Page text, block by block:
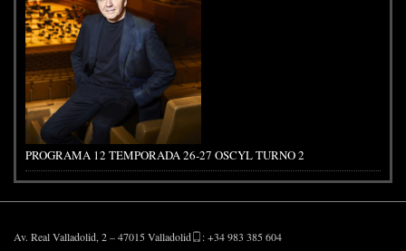
PROGRAMA 12 TEMPORADA 26-27 OSCYL TURNO 2
Av. Real Valladolid, 2 – 47015 Valladolid : +34 983 385 604